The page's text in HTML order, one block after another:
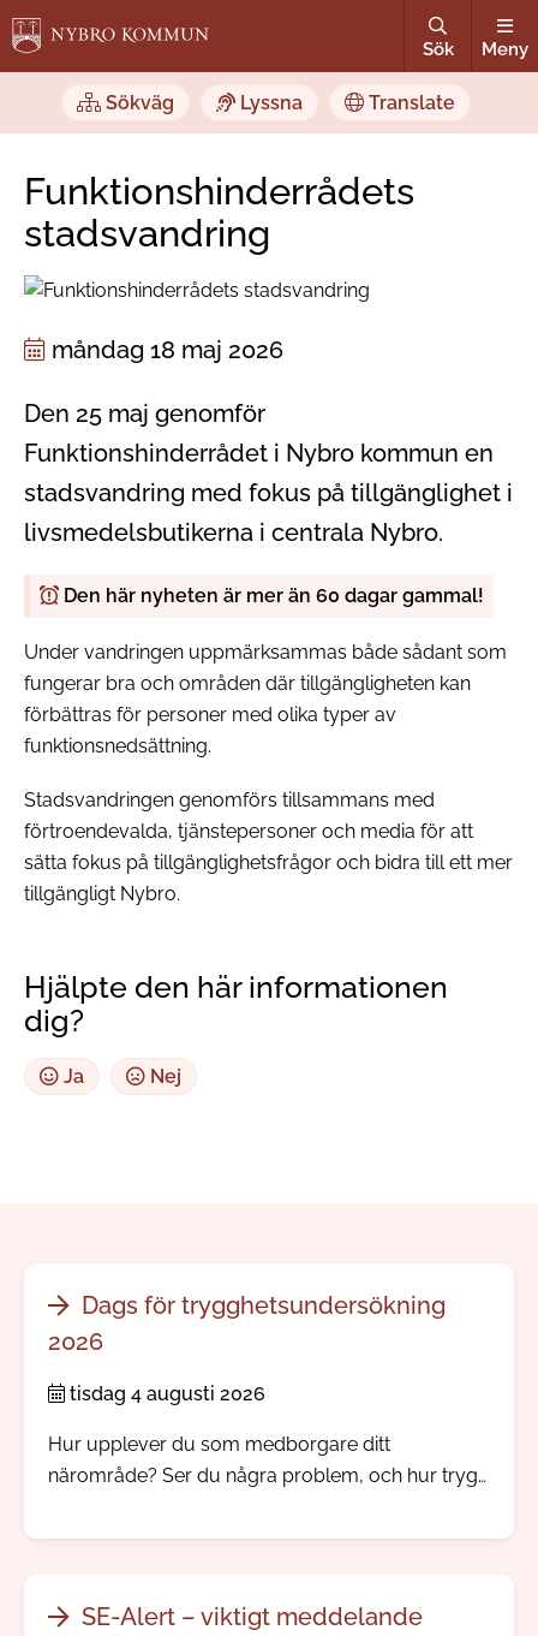
Sök Meny
Sökväg Lyssna Translate
Funktionshinderrådets
stadsvandring
måndag 18 maj 2026
Den 25 maj genomför
Funktionshinderrådet i Nybro kommun en
stadsvandring med fokus på tillgänglighet i
livsmedelsbutikerna i centrala Nybro.
Den här nyheten är mer än 60 dagar gammal!
Under vandringen uppmärksammas både sådant som
fungerar bra och områden där tillgängligheten kan
förbättras för personer med olika typer av
funktionsnedsättning.
Stadsvandringen genomförs tillsammans med
förtroendevalda, tjänstepersoner och media för att
sätta fokus på tillgänglighetsfrågor och bidra till ett mer
tillgängligt Nybro.
Hjälpte den här informationen
dig?
Ja Nej
Dags för trygghetsundersökning
2026
tisdag 4 augusti 2026
Hur upplever du som medborgare ditt
närområde? Ser du några problem, och hur trygg
årliga trygghetsundersökning.
SE-Alert – viktigt meddelande